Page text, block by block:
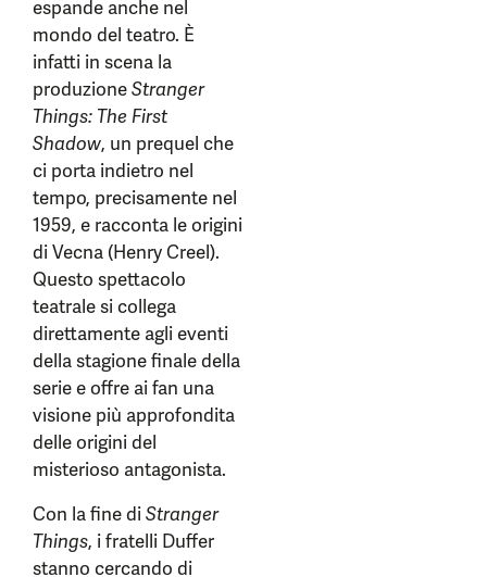
espande anche nel
mondo del teatro. È
infatti in scena la
produzioneStranger
Things: The First
Shadow, un prequel che
ci porta indietro nel
tempo, precisamente nel
1959, e racconta le origini
di Vecna (Henry Creel).
Questo spettacolo
teatrale si collega
direttamente agli eventi
della stagione finale della
serie e offre ai fan una
visione più approfondita
delle origini del
misterioso antagonista.
Con la fine diStranger
Things, i fratelli Duffer
stanno cercando di